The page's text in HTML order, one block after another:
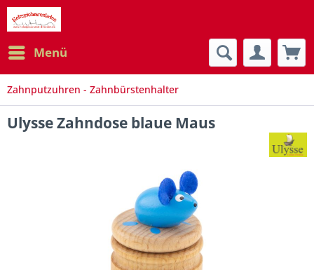
Menü
Zahnputzuhren - Zahnbürstenhalter
Ulysse Zahndose blaue Maus